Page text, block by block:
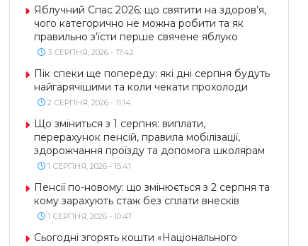
Яблучний Спас 2026: що святити на здоров’я,
чого категорично не можна робити та як
правильно з’їсти перше свячене яблуко
3 СЕРПНЯ, 2026 - 17:42
Пік спеки ще попереду: які дні серпня будуть
найгарячішими та коли чекати прохолоди
2 СЕРПНЯ, 2026 - 11:14
Що зміниться з 1 серпня: виплати,
перерахунок пенсій, правила мобілізації,
здорожчання проїзду та допомога школярам
1 СЕРПНЯ, 2026 - 15:41
Пенсії по-новому: що змінюється з 2 серпня та
кому зарахують стаж без сплати внесків
1 СЕРПНЯ, 2026 - 10:47
Сьогодні згорять кошти «Національного